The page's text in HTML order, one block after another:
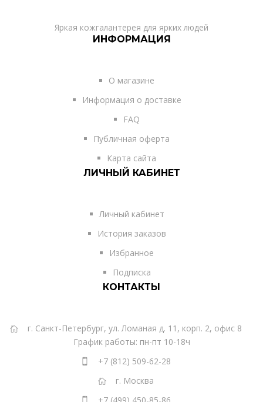
Яркая кожгалантерея для ярких людей
ИНФОРМАЦИЯ
О магазине
Информация о доставке
FAQ
Публичная оферта
Карта сайта
ЛИЧНЫЙ КАБИНЕТ
Личный кабинет
История заказов
Избранное
Подписка
КОНТАКТЫ
г. Санкт-Петербург, ул. Ломаная д. 11, корп. 2, офис 8
График работы: пн-пт 10-18ч
+7 (812) 509-62-28
г. Москва